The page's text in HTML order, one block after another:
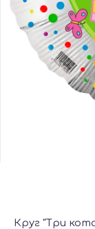
Круг "Три